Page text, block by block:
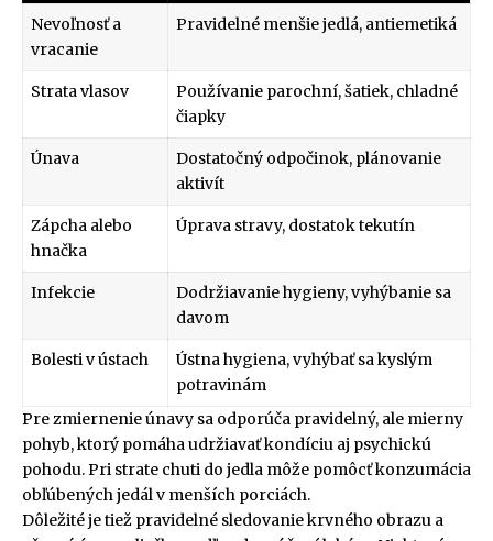
Nevoľnosť a
vracanie
Pravidelné menšie jedlá, antiemetiká
Strata vlasov
Používanie parochní, šatiek, chladné
čiapky
Únava
Dostatočný odpočinok, plánovanie
aktivít
Zápcha alebo
hnačka
Úprava stravy, dostatok tekutín
Infekcie
Dodržiavanie hygieny, vyhýbanie sa
davom
Bolesti v ústach
Ústna hygiena, vyhýbať sa kyslým
potravinám
Pre zmiernenie únavy sa odporúča pravidelný, ale mierny
pohyb, ktorý pomáha udržiavať kondíciu aj psychickú
pohodu. Pri strate chuti do jedla môže pomôcť konzumácia
obľúbených jedál v menších porciách.
Dôležité je tiež pravidelné sledovanie krvného obrazu a